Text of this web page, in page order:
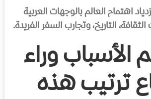
اهتمام العالم بالوجهات العربية
التاريخ، وتجارب السفر الفريدة.
الأسباب وراء
ترتيب هذه